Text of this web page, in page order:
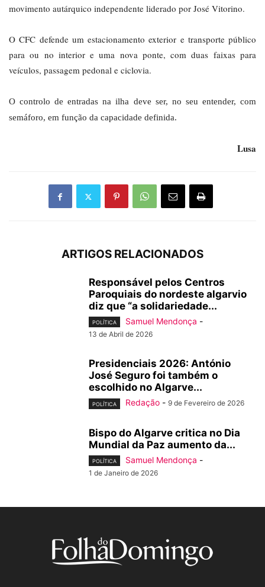
movimento autárquico independente liderado por José Vitorino.
O CFC defende um estacionamento exterior e transporte público
para ou no interior e uma nova ponte, com duas faixas para
veículos, passagem pedonal e ciclovia.
O controlo de entradas na ilha deve ser, no seu entender, com
semáforo, em função da capacidade definida.
Lusa
ARTIGOS RELACIONADOS
Responsável pelos Centros
Paroquiais do nordeste algarvio
diz que “a solidariedade...
POLÍTICA Samuel Mendonça -
13 de Abril de 2026
Presidenciais 2026: António
José Seguro foi também o
escolhido no Algarve...
POLÍTICA Redação - 9 de Fevereiro de 2026
Bispo do Algarve critica no Dia
Mundial da Paz aumento da...
POLÍTICA Samuel Mendonça -
1 de Janeiro de 2026